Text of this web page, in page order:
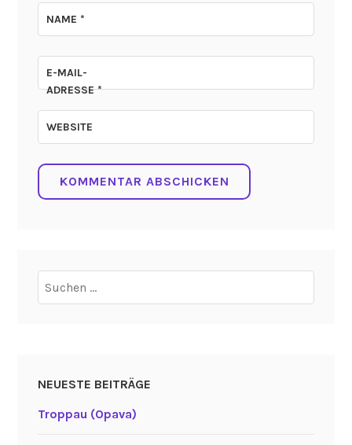
NAME*
E-MAIL-
ADRESSE*
WEBSITE
nach:
NEUESTE BEITRÄGE
Troppau (Opava)